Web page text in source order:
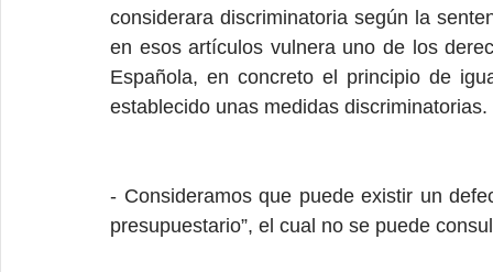
considerara discriminatoria según la
en esos artículos vulnera uno de los
Española, en concreto el principio de
establecido unas medidas discriminatorias.
- Consideramos que puede existir un
presupuestario”, el cual no se puede